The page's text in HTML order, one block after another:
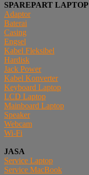
SPAREPART LAPTOP
Adaptor
Baterai
Casing
Engsel
Kabel Fleksibel
Hardisk
Jack Power
Kabel Konverter
Keyboard Laptop
LCD Laptop
Mainboard Laptop
Speaker
Webcam
Wi-Fi
JASA
Service Laptop
Service MacBook